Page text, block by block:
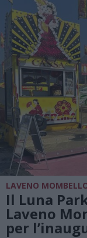
LAVENO
Il Luna
Laveno
per